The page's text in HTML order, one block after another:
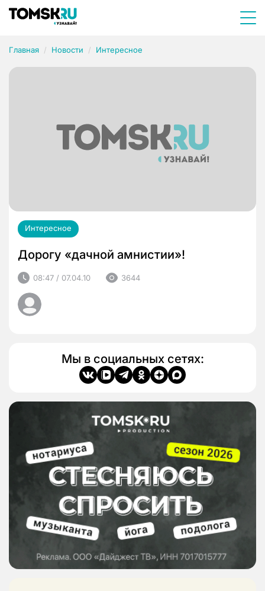
Главная Новости Интересное
Интересное
Дорогу «дачной амнистии»!
08:47 / 07.04.10 3644
Мы в социальных сетях: